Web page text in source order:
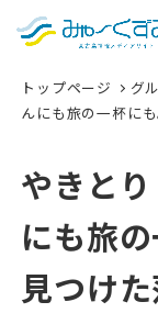
トップページ グ
んにも旅の一杯に
やきと
にも旅
見つけ